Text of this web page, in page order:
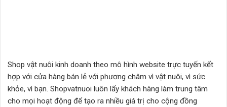
Shop vật nuôi kinh doanh theo mô hình website trực tuyến kết
hợp với cửa hàng bán lẻ với phương châm vì vật nuôi, vì sức
khỏe, vì bạn. Shopvatnuoi luôn lấy khách hàng làm trung tâm
cho mọi hoạt động để tạo ra nhiều giá trị cho cộng đồng